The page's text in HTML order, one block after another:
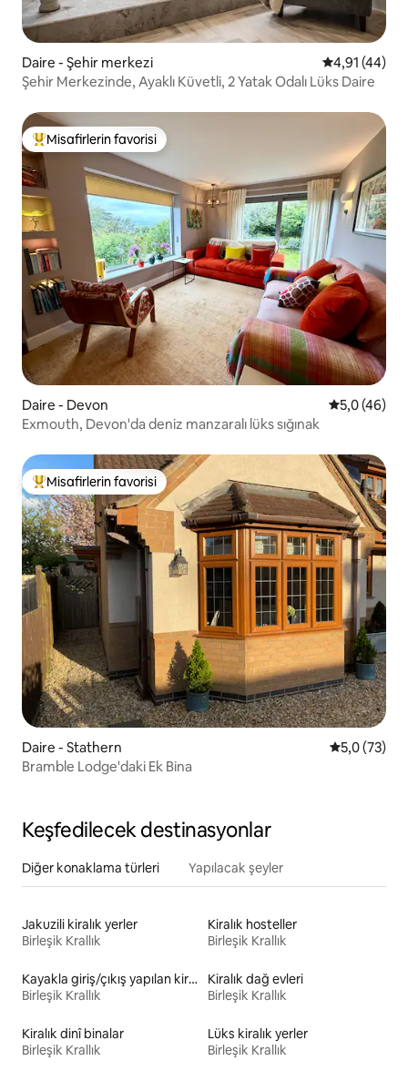
Daire - Şehir merkezi 5 üzerinden
4,91 (44)
Şehir Merkezinde, Ayaklı Küvetli, 2 Yatak Odalı Lüks Daire
Misafirlerin favorilerinden en beğenilenler arasında
Misafirlerin favorisi
Daire - Devon 5 üzerinden
5,0 (46)
Exmouth, Devon'da deniz manzaralı lüks sığınak
Misafirlerin favorilerinden en beğenilenler arasında
Misafirlerin favorisi
Daire - Stathern 5 üzerinden
5,0 (73)
Bramble Lodge'daki Ek Bina
Keşfedilecek destinasyonlar
Diğer konaklama türleri Yapılacak şeyler
Jakuzili kiralık yerler
Birleşik Krallık
Kiralık hosteller
Birleşik Krallık
Kayakla giriş/çıkış yapılan kiralık yerler
Birleşik Krallık
Kiralık dağ evleri
Birleşik Krallık
Kiralık dinî binalar
Birleşik Krallık
Lüks kiralık yerler
Birleşik Krallık